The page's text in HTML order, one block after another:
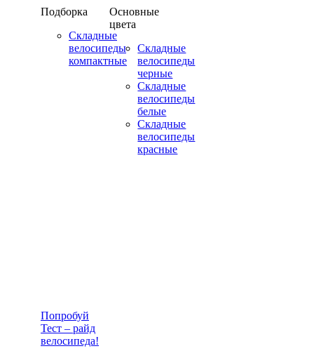
Подборка
Складные
велосипеды
компактные
Основные
цвета
Складные
велосипеды
черные
Складные
велосипеды
белые
Складные
велосипеды
красные
Попробуй
Тест – райд
велосипеда!